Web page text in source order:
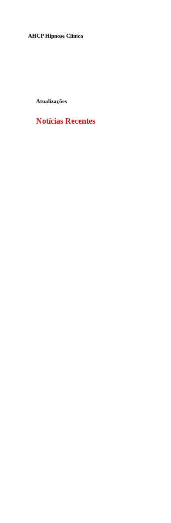
AHCP Hipnose Clínica
Atualizações
Notícias Recentes